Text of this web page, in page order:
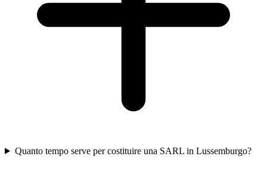
Quanto tempo serve per costituire una SARL in Lussemburgo?